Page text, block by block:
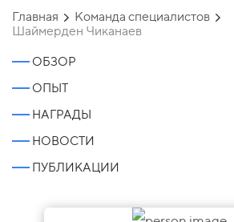
Главная
Команда специалистов
Шаймерден Чиканаев
ОБЗОР
ОПЫТ
НАГРАДЫ
НОВОСТИ
ПУБЛИКАЦИИ